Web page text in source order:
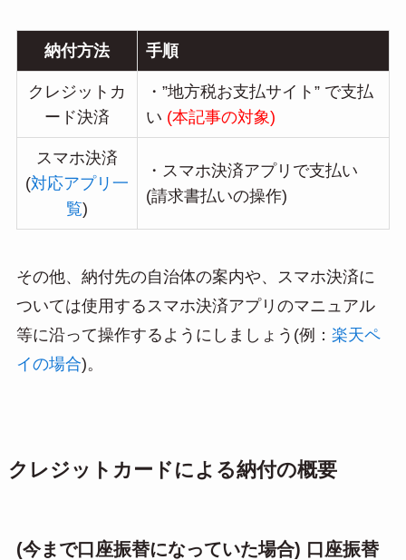
納付方法 手順
クレジットカ
ード決済
・”地方税お支払サイト” で支払
い (本記事の対象)
スマホ決済
(対応アプリ一
覧)
・スマホ決済アプリで支払い
(請求書払いの操作)
その他、納付先の自治体の案内や、スマホ決済に
ついては使用するスマホ決済アプリのマニュアル
等に沿って操作するようにしましょう(例： 楽天ペ
イの場合)。
クレジットカードによる納付の概要
(今まで口座振替になっていた場合) 口座振替